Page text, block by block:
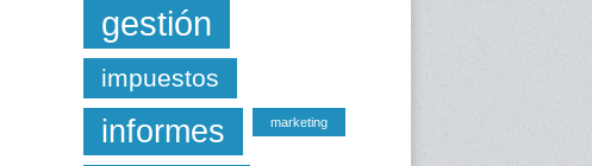
gestión
impuestos
informes marketing